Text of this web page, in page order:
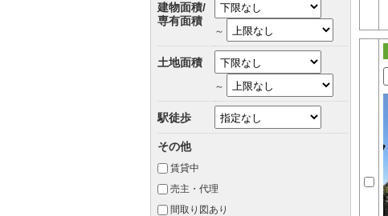
建物面積/
専有面積
～
土地面積
～
駅徒歩
その他
賃貸中
売主・代理
間取り図あり